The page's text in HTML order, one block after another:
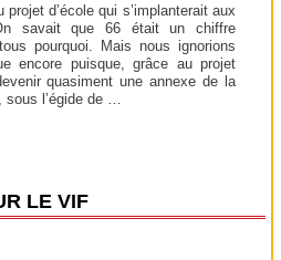
d’école qui s’implanterait aux
savait que 66 était un chiffre
pourquoi. Mais nous ignorions
encore puisque, grâce au projet
quasiment une annexe de la
l’égide de …
LE VIF